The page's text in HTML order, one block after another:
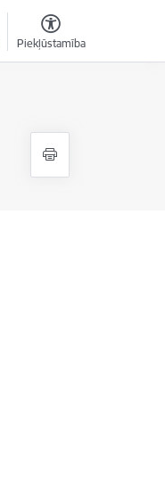
Piekļūstamība